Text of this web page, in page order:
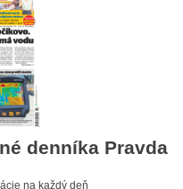
denníka Pravda
na každý deň